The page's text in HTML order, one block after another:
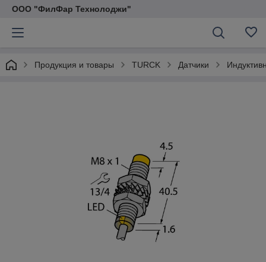
ООО "ФилФар Технолоджи"
Продукция и товары TURCK Датчики